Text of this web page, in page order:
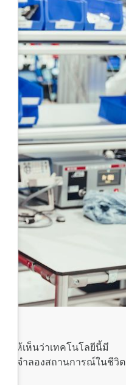
งให้เห็นว่าเทคโนโลยีนี้มี
ละจำลองสถานการณ์ในชีวิต